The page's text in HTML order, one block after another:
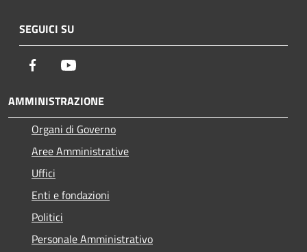
SEGUICI SU
Facebook
AMMINISTRAZIONE
Organi di Governo
Aree Amministrative
Uffici
Enti e fondazioni
Politici
Personale Amministrativo